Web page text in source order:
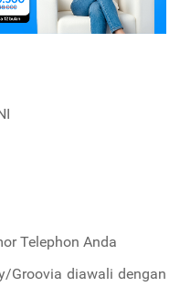
Telephon Anda
Groovia diawali dengan